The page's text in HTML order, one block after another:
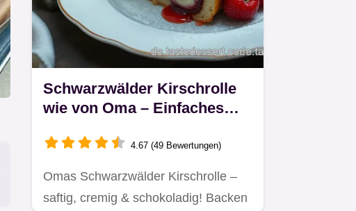
Schwarzwälder Kirschrolle
wie von Oma – Einfaches
4.67 (49 Bewertungen)
Omas Schwarzwälder Kirschrolle –
saftig, cremig & schokoladig! Backen